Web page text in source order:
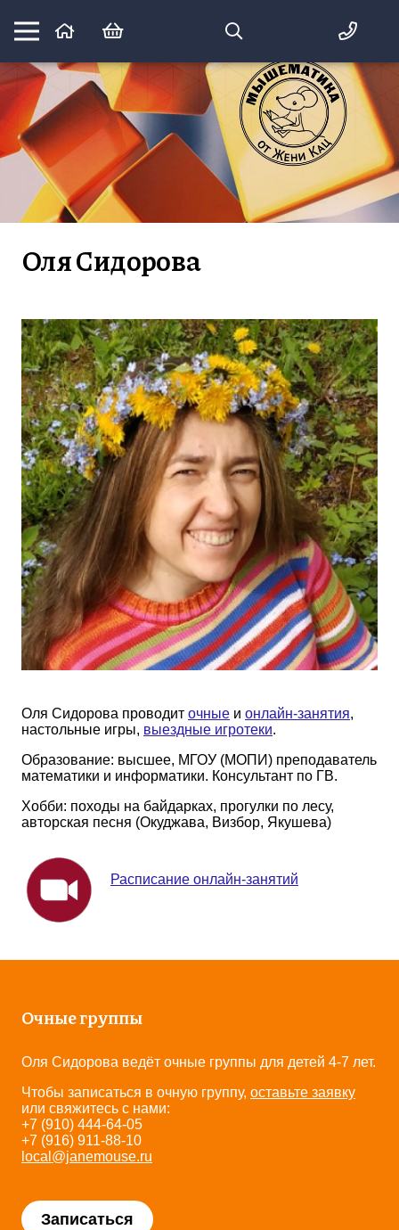
Математика вприпрыжку:
идеи и игры для детей и их родителей
Оля Сидорова
Оля Сидорова проводит очные и онлайн-занятия,
настольные игры, выездные игротеки.
Образование: высшее, МГОУ (МОПИ) преподаватель
математики и информатики. Консультант по ГВ.
Хобби: походы на байдарках, прогулки по лесу,
авторская песня (Окуджава, Визбор, Якушева)
Расписание онлайн-занятий
Очные группы
Оля Сидорова ведёт очные группы для детей 4-7 лет.
Чтобы записаться в очную группу, оставьте заявку
или свяжитесь с нами:
+7 (910) 444-64-05
+7 (916) 911-88-10
local@janemouse.ru
Записаться